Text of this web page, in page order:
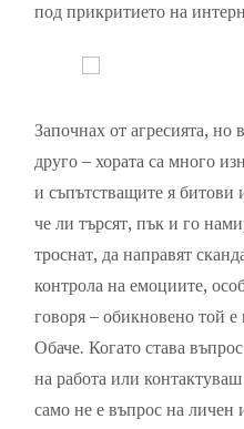
под прикритието на
Започнах от агресията,
друго – хората са много
и съпътстващите я битови
че ли търсят, пък и го
троснат, да направят
контрола на емоциите,
говоря – обикновено той
Обаче. Когато става
на работа или
само не е въпрос на личен